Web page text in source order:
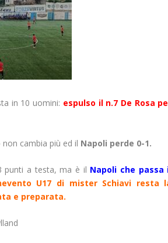
in 10 uomini: espulso il n.7 De Rosa
cambia più ed il Napoli perde 0-1.
punti a testa, ma è il Napoli che passa
U17 di mister Schiavi resta
e preparata.